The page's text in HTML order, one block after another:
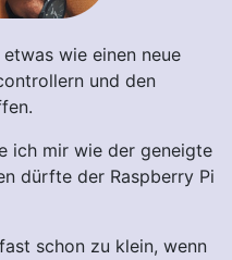
wie einen neue
und den
ich mir wie der geneigte
dürfte der Raspberry Pi
schon zu klein, wenn